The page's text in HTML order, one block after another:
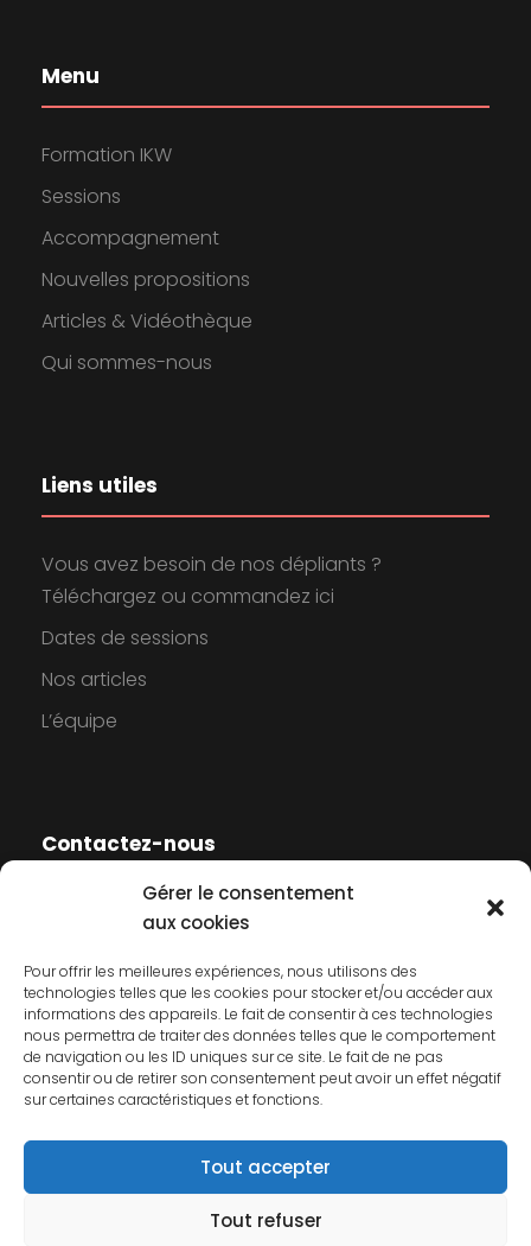
Gérer le consentement
aux cookies
Pour offrir les meilleures expériences, nous utilisons des
technologies telles que les cookies pour stocker et/ou accéder aux
informations des appareils. Le fait de consentir à ces technologies
nous permettra de traiter des données telles que le comportement
de navigation ou les ID uniques sur ce site. Le fait de ne pas
consentir ou de retirer son consentement peut avoir un effet négatif
sur certaines caractéristiques et fonctions.
Tout accepter
Tout refuser
Menu
Formation IKW
Sessions
Accompagnement
Nouvelles propositions
Articles & Vidéothèque
Qui sommes-nous
Liens utiles
Vous avez besoin de nos dépliants ?
Téléchargez ou commandez ici
Dates de sessions
Nos articles
L’équipe
Contactez-nous
Contactez-nous
Mentions légales
Politique de cookies
Politique de confidentialité